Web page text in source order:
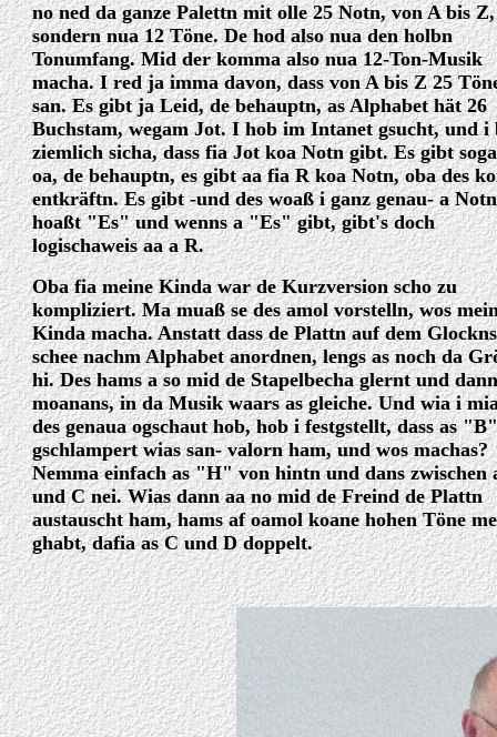
no ned da ganze Palettn mit olle 25 Notn, von A bis Z,
sondern nua 12 Töne. De hod also nua den holbn
Tonumfang. Mid der komma also nua 12-Ton-Musik
macha. I red ja imma davon, dass von A bis Z 25
san. Es gibt ja Leid, de behauptn, as Alphabet hät 26
Buchstam, wegam Jot. I hob im Intanet gsucht, und i
ziemlich sicha, dass fia Jot koa Notn gibt. Es gibt
oa, de behauptn, es gibt aa fia R koa Notn, oba des
entkräftn. Es gibt -und des woaß i ganz genau- a
hoaßt "Es" und wenns a "Es" gibt, gibt's doch
logischaweis aa a R.
Oba fia meine Kinda war de Kurzversion scho zu
kompliziert. Ma muaß se des amol vorstelln, wos
Kinda macha. Anstatt dass de Plattn auf dem
schee nachm Alphabet anordnen, lengs as noch da
hi. Des hams a so mid de Stapelbecha glernt und dann
moanans, in da Musik waars as gleiche. Und wia i
des genaua ogschaut hob, hob i festgstellt, dass as
gschlampert wias san- valorn ham, und wos machas?
Nemma einfach as "H" von hintn und dans zwischen
und C nei. Wias dann aa no mid de Freind de Plattn
austauscht ham, hams af oamol koane hohen Töne
ghabt, dafia as C und D doppelt.